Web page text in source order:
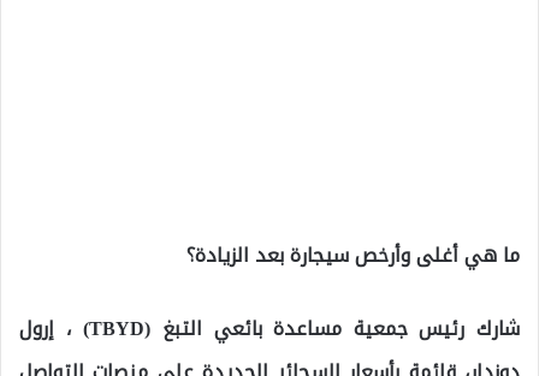
ما هي أغلى وأرخص سيجارة بعد الزيادة؟
شارك رئيس جمعية مساعدة بائعي التبغ (TBYD) ، إرول